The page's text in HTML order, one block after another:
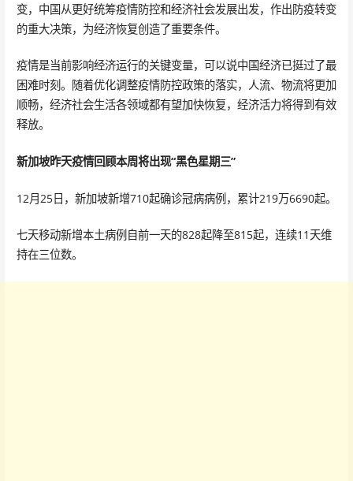
变，中国从更好统筹疫情防控和经济社会发展出发，作出防疫转变
的重大决策，为经济恢复创造了重要条件。
疫情是当前影响经济运行的关键变量，可以说中国经济已挺过了最
困难时刻。随着优化调整疫情防控政策的落实，人流、物流将更加
顺畅，经济社会生活各领域都有望加快恢复，经济活力将得到有效
释放。
新加坡昨天疫情回顾本周将出现“黑色星期三”
12月25日，新加坡新增710起确诊冠病病例，累计219万6690起。
七天移动新增本土病例自前一天的828起降至815起，连续11天维
持在三位数。